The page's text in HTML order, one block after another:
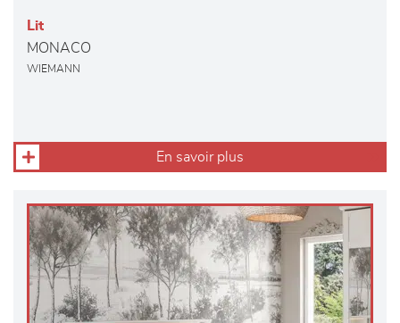
Lit
MONACO
WIEMANN
En savoir plus